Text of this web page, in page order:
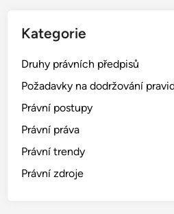
Kategorie
Druhy právních předpisů
Požadavky na dodržování
Právní postupy
Právní práva
Právní trendy
Právní zdroje